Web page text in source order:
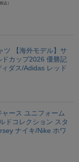
税込）
ツ 【海外モデル】サ
ドカップ2026 優勝記
ダス/Adidas レッド
ース ユニフォーム
ドコレクション スタ
ナイキ/Nike ホワ